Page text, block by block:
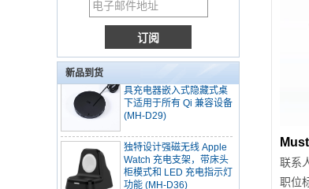
新品到货
无线充电器，带收纳盒和
60W C-C 数据线 SIM 卡
插槽，适合旅行使用 (MH-
D9)
下适用于所有 Qi 兼容设备
(MH-D29)
独特设计强磁无线 Apple
Watch 充电支架，带床头
柜模式和 LED 充电指示灯
功能 (MH-D36)
联系
职位